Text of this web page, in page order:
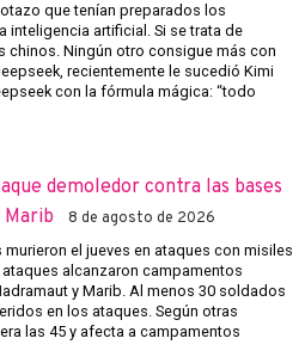
que tenían preparados los
artificial. Si se trata de
chinos. Ningún otro consigue más con
recientemente le sucedió Kimi
con la fórmula mágica: “todo
demoledor contra las bases
8 de agosto de 2026
el jueves en ataques con misiles
alcanzaron campamentos
y Marib. Al menos 30 soldados
en los ataques. Según otras
las 45 y afecta a campamentos